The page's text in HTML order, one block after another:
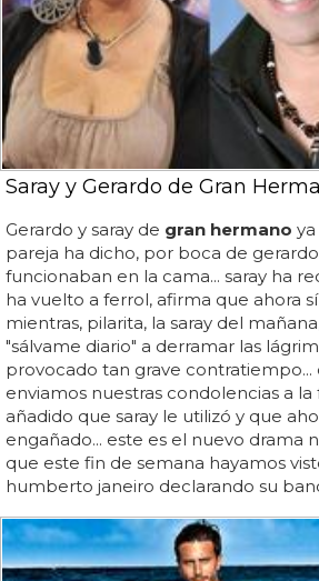
Saray y Gerardo de Gran
Gerardo y saray de gran hermano
pareja ha dicho, por boca de
funcionaban en la cama... saray ha
ha vuelto a ferrol, afirma que ahora
mientras, pilarita, la saray del
"sálvame diario" a derramar las
provocado tan grave contratiempo...
enviamos nuestras condolencias a
añadido que saray le utilizó y que
engañado... este es el nuevo drama
que este fin de semana hayamos
humberto janeiro declarando su